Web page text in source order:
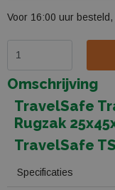
Voor 16:00 uur
Omschrijving
TravelSafe
Rugzak
TravelSafe
Specificaties